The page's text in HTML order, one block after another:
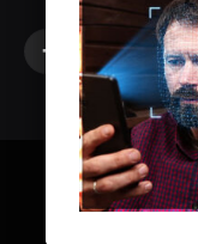
Facebook
X
(Twitter)